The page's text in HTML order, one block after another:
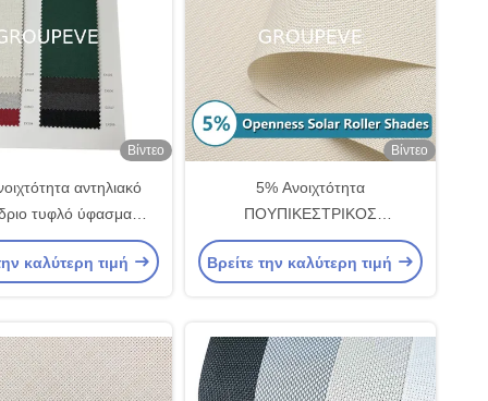
Βίντεο
αντηλιακό
τυφλό ύφασμα
υδατοασφαλής
κουρτίνα
καλύτερη τιμή
Βίντεο
5% Ανοιχτότητα
ΠΟΥΠΙΚΕΣΤΡΙΚΟΣ
ΠΟΛΙΕΣΤΡΙΚΟΣ ΑΠΟΦΟΡΗΣ
ΑΠΟΤΗΣΗΣ ΠΟΛΙΕΣΤΡΙΚΟΣ
ΠΟΛΙΕΣΤΡΙΚΟΣ
ΠΟΛΙΕΣΤΡΙΚΟΣ
ΠΟΛΙΕΣΤΡΙΚΟΣ
Βρείτε την καλύτερη τιμή